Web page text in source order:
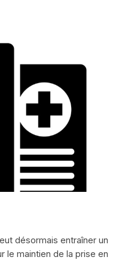
désormais entraîner un
le maintien de la prise en